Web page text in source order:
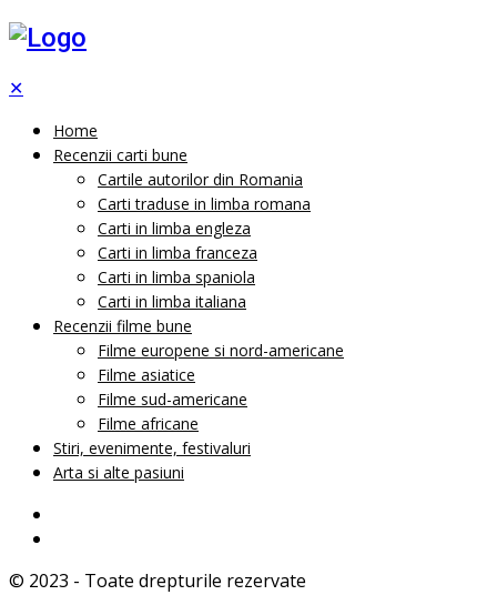
✕
Home
Recenzii carti bune
Cartile autorilor din Romania
Carti traduse in limba romana
Carti in limba engleza
Carti in limba franceza
Carti in limba spaniola
Carti in limba italiana
Recenzii filme bune
Filme europene si nord-americane
Filme asiatice
Filme sud-americane
Filme africane
Stiri, evenimente, festivaluri
Arta si alte pasiuni
© 2023 - Toate drepturile rezervate